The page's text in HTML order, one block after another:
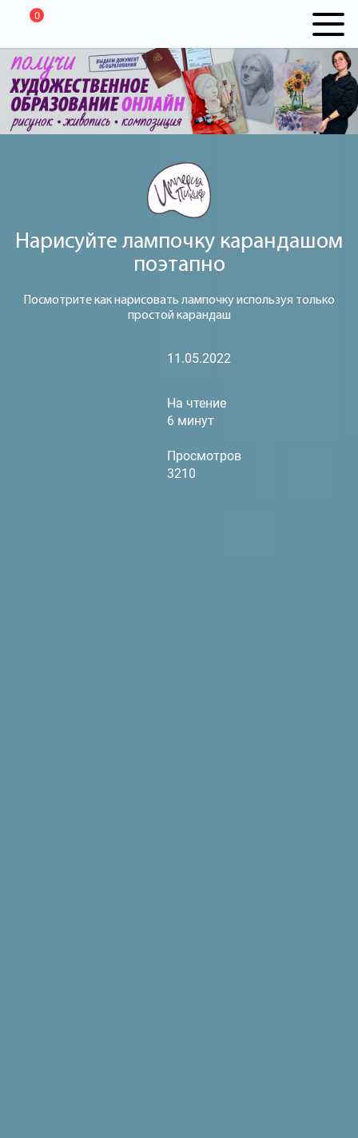
0
Нарисуйте лампочку карандашом
поэтапно
Посмотрите как нарисовать лампочку используя только
простой карандаш
11.05.2022
На чтение
6 минут
Просмотров
3210